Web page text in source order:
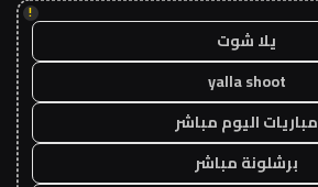
!
يلا شوت
yalla shoot
مباريات اليوم مباشر
برشلونة مباشر